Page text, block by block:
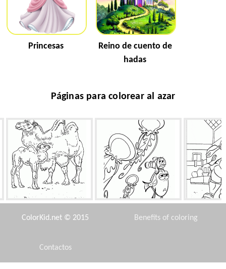
Princesas
Reino de cuento de
hadas
Páginas para colorear al azar
Camellos en el desierto Medusas Insidious Raphael
ColorKid.net © 2015 Benefits of coloring
Contactos